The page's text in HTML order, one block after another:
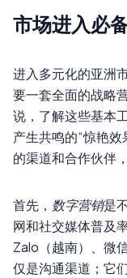
市场进入必
进入多元化的亚洲
要一套全面的战略
说，了解这些基本
产生共鸣的“惊艳
的渠道和合作伙伴
首先， 数字营销是
网和社交媒体普及
Zalo（越南）、微
仅是沟通渠道；它